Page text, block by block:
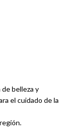
belleza y
el cuidado de la